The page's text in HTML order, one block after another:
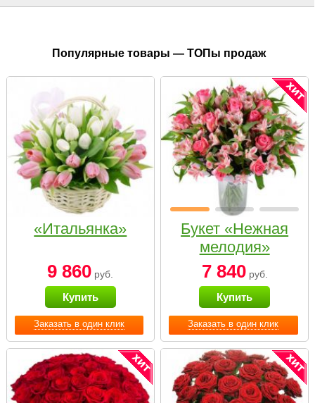
Популярные товары — ТОПы продаж
Заказать в один клик
«Итальянка»
9 860 руб.
Купить
Заказать в один клик
Букет «Нежная
мелодия»
7 840руб.
Купить